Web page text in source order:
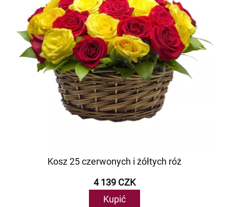
Kosz 25 czerwonych i żółtych róż
4 139 CZK
Kupić